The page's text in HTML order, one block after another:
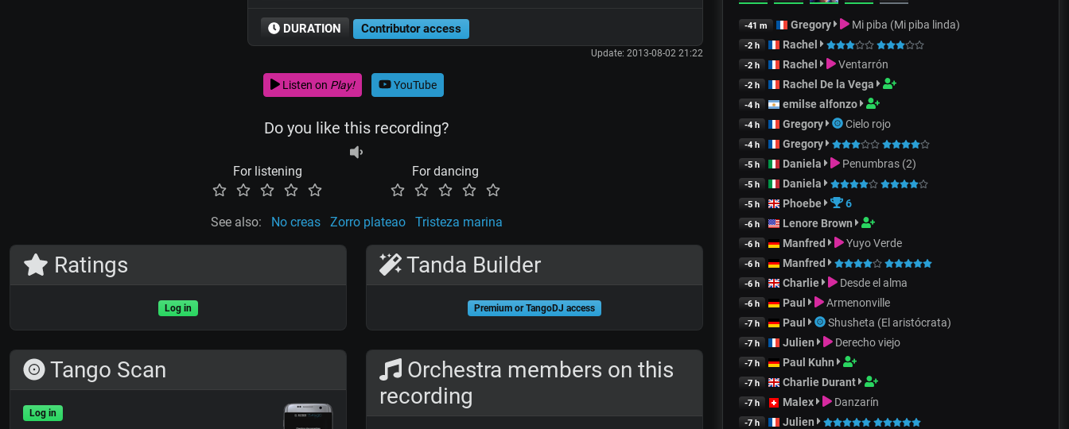
DURATION Contributor access
Update: 2013-08-02 21:22
Listen on Play! YouTube
Do you like this recording?
For listening For dancing
See also: No creas Zorro plateao Tristeza marina
Ratings
Log in
Tango Scan
Log in
Tanda Builder
Premium or TangoDJ access
Orchestra members on this
recording
-41 m Gregory Mi piba (Mi piba linda)
-2 h Rachel
-2 h Rachel Ventarrón
-2 h Rachel De la Vega
-4 h emilse alfonzo
-4 h Gregory Cielo rojo
-4 h Gregory
-5 h Daniela Penumbras (2)
-5 h Daniela
-5 h Phoebe 6
-6 h Lenore Brown
-6 h Manfred Yuyo Verde
-6 h Manfred
-6 h Charlie Desde el alma
-6 h Paul Armenonville
-7 h Paul Shusheta (El aristócrata)
-7 h Julien Derecho viejo
-7 h Paul Kuhn
-7 h Charlie Durant
-7 h Malex Danzarín
-7 h Julien